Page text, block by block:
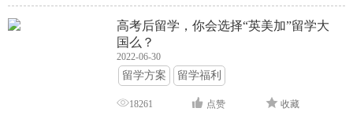
高考后留学，你会选择“英美加”留学大
国么？
2022-06-30
留学方案 留学福利
18261 点赞 收藏